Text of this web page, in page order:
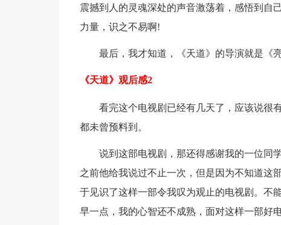
震撼到人的灵魂深处的声音激荡着，感悟到自
力量，识之不易啊!
最后，我才知道，《天道》的导演就是《
《天道》观后感2
看完这个电视剧已经有几天了，应该说很有
都未曾预料到。
说到这部电视剧，那还得感谢我的一位同学
之前他给我说过不止一次，但是因为不知道这
于见识了这样一部令我叹为观止的电视剧。不
早一点，我的心智还不成熟，面对这样一部好